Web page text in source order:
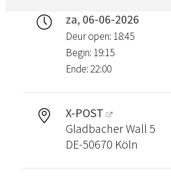
za, 06-06-2026
Deur open: 18:45
Begin: 19:15
Ende: 22:00
X-POST
Gladbacher Wall 5
DE-50670 Köln